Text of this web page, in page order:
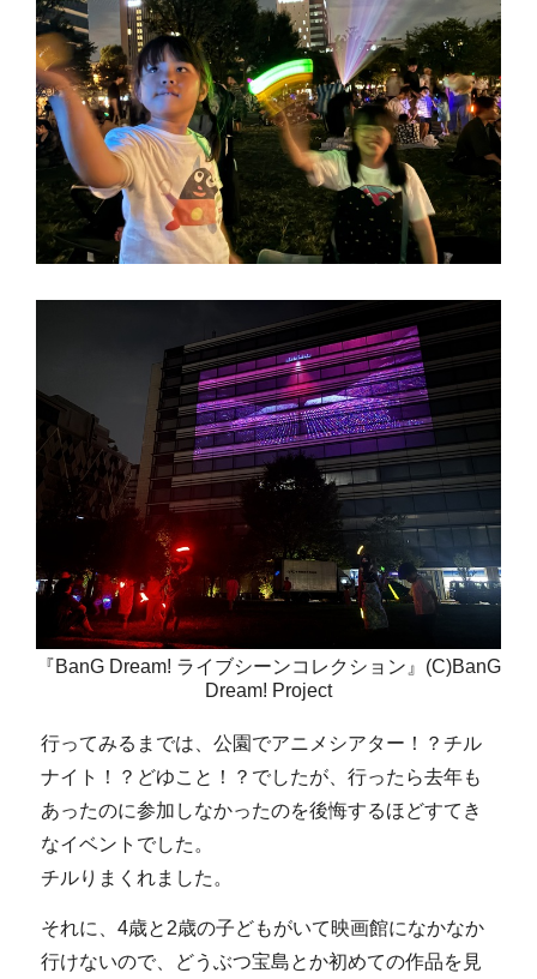
『BanG Dream! ライブシーンコレクション』(C)BanG
Dream! Project
行ってみるまでは、公園でアニメシアター！？チル
ナイト！？どゆこと！？でしたが、行ったら去年も
あったのに参加しなかったのを後悔するほどすてき
なイベントでした。
チルりまくれました。
それに、4歳と2歳の子どもがいて映画館になかなか
行けないので、どうぶつ宝島とか初めての作品を見